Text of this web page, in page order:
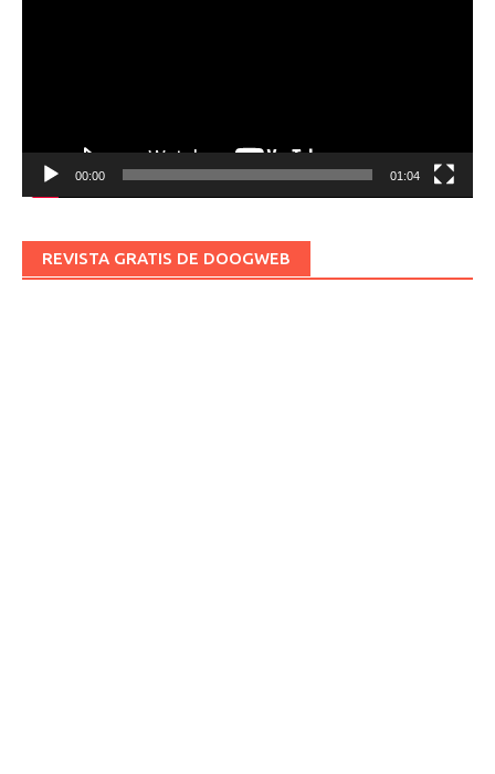
00:00 01:04
REVISTA GRATIS DE DOOGWEB